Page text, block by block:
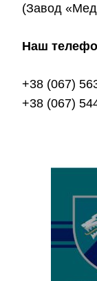
(Завод
Наш
+38 (067)
+38 (067)